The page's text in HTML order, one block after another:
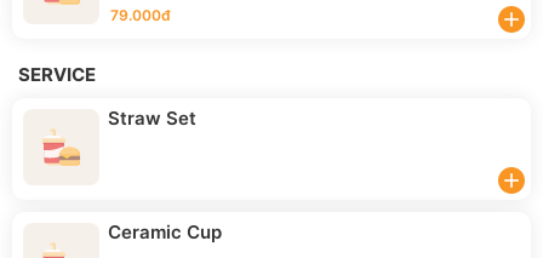
79.000đ add
SERVICE
Straw Set
add
Ceramic Cup